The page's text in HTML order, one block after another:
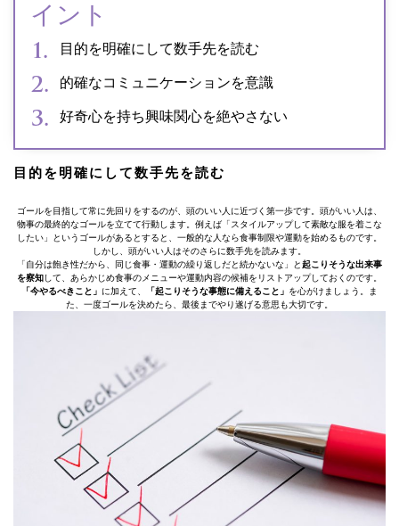
イント
目的を明確にして数手先を読む
的確なコミュニケーションを意識
好奇心を持ち興味関心を絶やさない
目的を明確にして数手先を読む
ゴールを目指して常に先回りをするのが、頭のいい人に近づく第一歩です。頭がいい人は、
物事の最終的なゴールを立てて行動します。例えば「スタイルアップして素敵な服を着こな
したい」というゴールがあるとすると、一般的な人なら食事制限や運動を始めるものです。
しかし、頭がいい人はそのさらに数手先を読みます。
「自分は飽き性だから、同じ食事・運動の繰り返しだと続かないな」と起こりそうな出来事
を察知 して、あらかじめ食事のメニューや運動内容の候補をリストアップしておくのです。
「今やるべきこと」 に加えて、 「起こりそうな事態に備えること」 を心がけましょう。ま
た、一度ゴールを決めたら、最後までやり遂げる意思も大切です。